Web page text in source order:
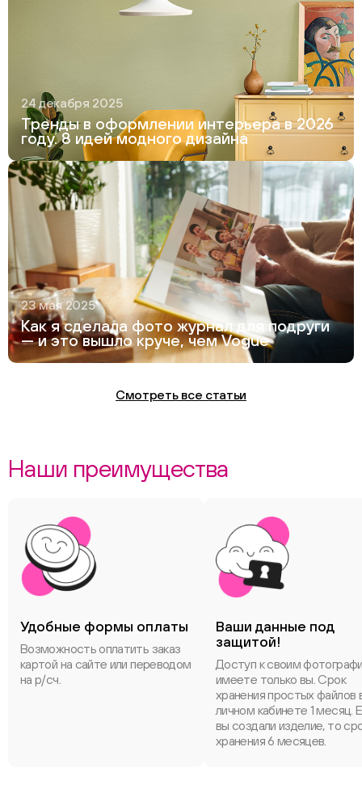
24 декабря 2025
Тренды в оформлении интерьера в 2026
году. 8 идей модного дизайна
23 мая 2025
Как я сделала фото журнал для подруги
— и это вышло круче, чем Vogue
Смотреть все статьи
Наши преимущества
Удобные формы оплаты
Возможность оплатить заказ
картой на сайте или переводом
на р/сч.
Ваши данные под
защитой!
Доступ к своим
имеете только вы. Срок
хранения простых файлов
личном кабинете 1 месяц.
вы создали изделие, то
хранения 6 месяцев.